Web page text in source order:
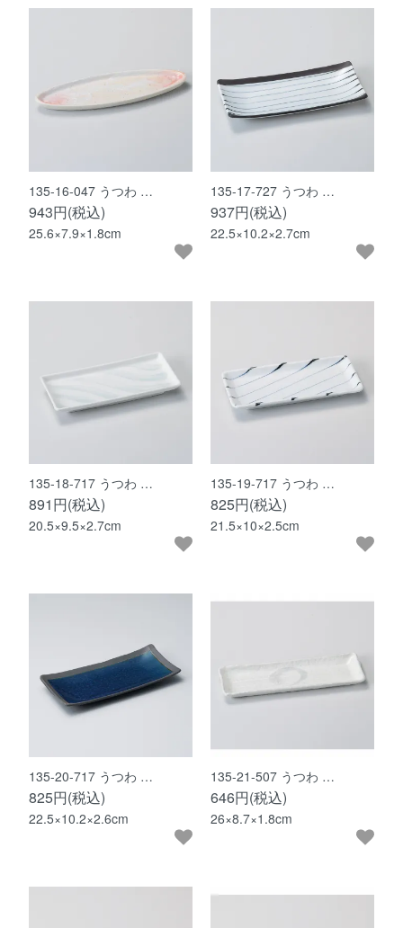
135-16-047 うつわ …
943円(税込)
25.6×7.9×1.8cm
135-17-727 うつわ …
937円(税込)
22.5×10.2×2.7cm
135-18-717 うつわ …
891円(税込)
20.5×9.5×2.7cm
135-19-717 うつわ …
825円(税込)
21.5×10×2.5cm
135-20-717 うつわ …
825円(税込)
22.5×10.2×2.6cm
135-21-507 うつわ …
646円(税込)
26×8.7×1.8cm